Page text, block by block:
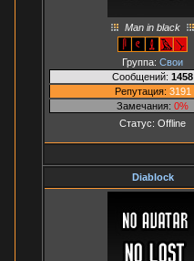
Man in black
Группа: Свои
Сообщений: 1458
Репутация: 3191
Замечания: 0%
Статус: Offline
Diablock